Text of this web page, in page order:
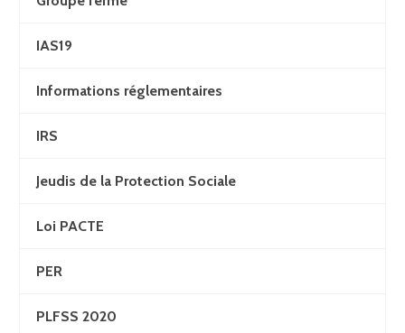
IAS19
Informations réglementaires
IRS
Jeudis de la Protection Sociale
Loi PACTE
PER
PLFSS 2020